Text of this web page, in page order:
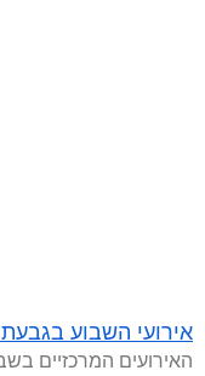
אירועי השבוע בגבעתיים 26/7-1/
האירועים המרכזיים